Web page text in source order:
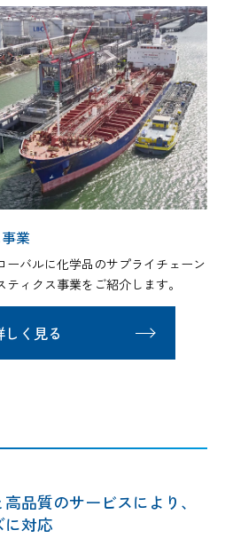
業
ーバルに化学品のサプライチェーン
ィクス事業をご紹介します。
しく見る
品質のサービスにより、
対応